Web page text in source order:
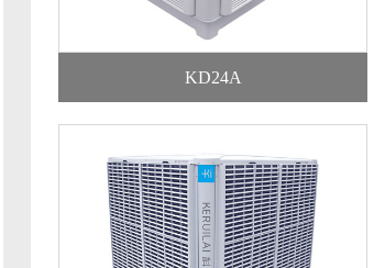
KD24A